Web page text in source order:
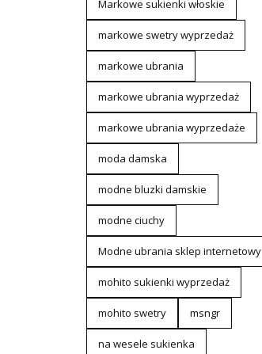
Markowe sukienki włoskie
markowe swetry wyprzedaż
markowe ubrania
markowe ubrania wyprzedaż
markowe ubrania wyprzedaże
moda damska
modne bluzki damskie
modne ciuchy
Modne ubrania sklep internetowy
mohito sukienki wyprzedaż
mohito swetry msngr
na wesele sukienka